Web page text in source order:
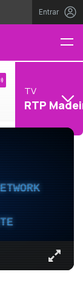
Entrar
TV
RTP